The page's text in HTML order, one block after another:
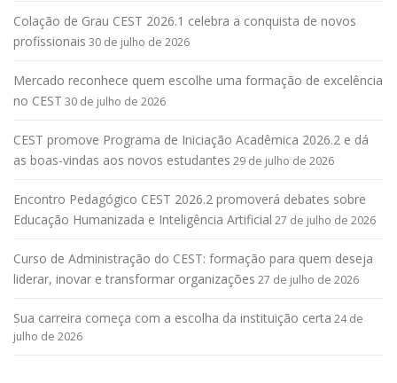
Colação de Grau CEST 2026.1 celebra a conquista de novos
profissionais 30 de julho de 2026
Mercado reconhece quem escolhe uma formação de excelência
no CEST 30 de julho de 2026
CEST promove Programa de Iniciação Acadêmica 2026.2 e dá
as boas-vindas aos novos estudantes 29 de julho de 2026
Encontro Pedagógico CEST 2026.2 promoverá debates sobre
Educação Humanizada e Inteligência Artificial 27 de julho de 2026
Curso de Administração do CEST: formação para quem deseja
liderar, inovar e transformar organizações 27 de julho de 2026
Sua carreira começa com a escolha da instituição certa 24 de
julho de 2026